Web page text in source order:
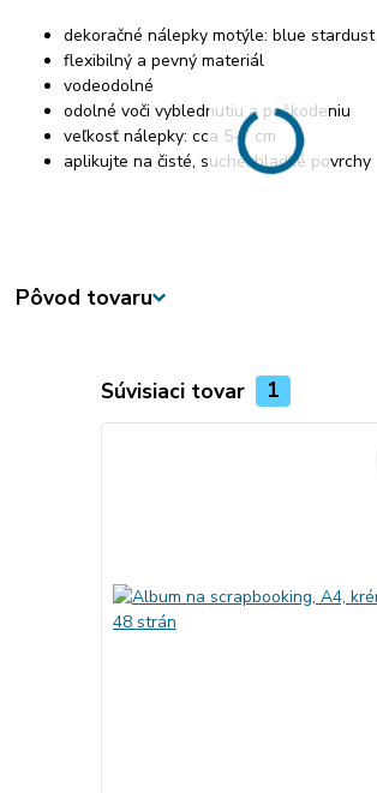
dekoračné nálepky motýle: blue stardust
flexibilný a pevný materiál
vodeodolné
odolné voči vyblednutiu a poškodeniu
veľkosť nálepky: cca 5-7 cm
aplikujte na čisté, suché, hladké povrchy
Pôvod tovaru
Súvisiaci tovar 1